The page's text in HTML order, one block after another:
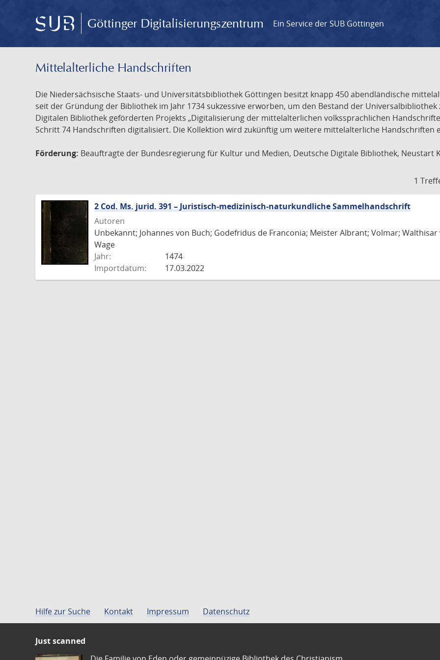
Göttinger Digitalisierungszentrum Ein Service der SUB Göttingen
Mittelalterliche Handschriften
Die Niedersächsische Staats- und Universitätsbibliothek Göttingen besitzt knapp 450 abendländische
seit der Gründung der Bibliothek im Jahr 1734 sukzessive erworben, um den Bestand der
Digitalen Bibliothek geförderten Projekts „Digitalisierung der mittelalterlichen volkssprachlichen
Schritt 74 Handschriften digitalisiert. Die Kollektion wird zukünftig um weitere mittelalterliche Handschriften
Förderung: Beauftragte der Bundesregierung für Kultur und Medien, Deutsche Digitale Bibliothek, Neustart
1
2 Cod. Ms. jurid. 391 – Juristisch-medizinisch-naturkundliche Sammelhandschrift
Autoren
Unbekannt; Johannes von Buch; Godefridus de Franconia; Meister Albrant; Volmar;
Wage
Jahr:
1474
Importdatum:
17.03.2022
Hilfe zur Suche Kontakt Impressum Datenschutz
Just scanned